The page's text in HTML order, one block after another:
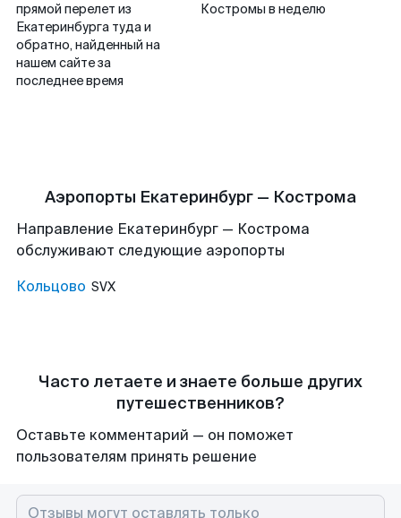
прямой перелет из
Екатеринбурга туда и
обратно, найденный на
нашем сайте за
последнее время
Костромы в неделю
Аэропорты Екатеринбург — Кострома
Направление Екатеринбург — Кострома
обслуживают следующие аэропорты
Кольцово SVX
Часто летаете и знаете больше других
путешественников?
Оставьте комментарий — он поможет
пользователям принять решение